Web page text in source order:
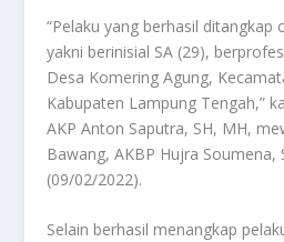
“Pelaku yang berhasil ditangkap
yakni berinisial SA (29),
Desa Komering Agung,
Kabupaten Lampung Tengah,”
AKP Anton Saputra, SH, MH,
Bawang, AKBP Hujra Soumena,
(09/02/2022).
Selain berhasil menangkap